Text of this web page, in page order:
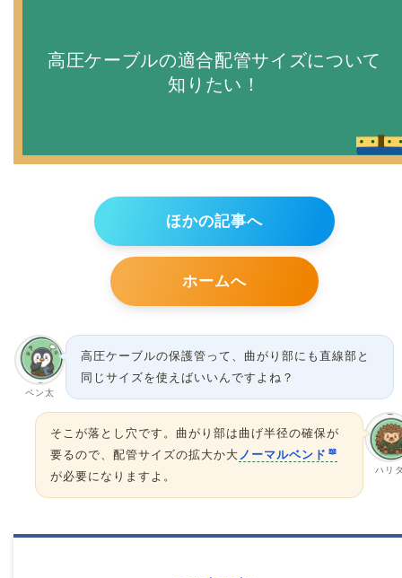
高圧ケーブルの適合配管サイズについて
知りたい！
ほかの記事へ
ホームへ
ペン太
高圧ケーブルの保護管って、曲がり部にも直線部と
同じサイズを使えばいいんですよね？
ハリ
そこが落とし穴です。曲がり部は曲げ半径の確保が
要るので、配管サイズの拡大か大 ノーマルベンド
が必要になりますよ。